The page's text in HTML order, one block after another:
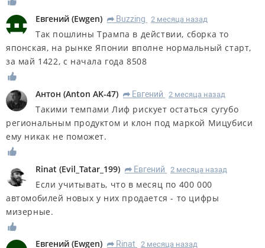
Евгений (Ewgen) R Buzzing 2 месяца назад
Так пошлины Трампа в действии, сборка то
японская, на рынке Японии вполне нормальный старт,
за май 1422, с начала года 8508
Антон (Anton AK-47) R Евгений 2 месяца назад
Такими темпами Лиф рискует остаться сугубо
региональным продуктом и клон под маркой Мицубиси
ему никак не поможет.
Rinat (Evil_Tatar_199) R Евгений 2 месяца назад
Если учитывать, что в месяц по 400 000
автомобилей новых у них продается - то цифры
мизерные.
Евгений (Ewgen) R Rinat 2 месяца назад